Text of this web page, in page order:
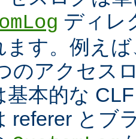
ディレ
ます。例え
のアクセス
本的な
referer とブ